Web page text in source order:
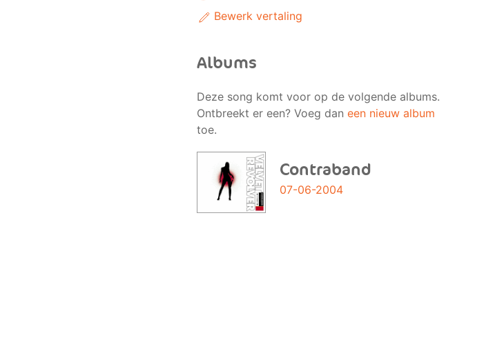
Bewerk vertaling
Albums
Deze song komt voor op de volgende albums.
Ontbreekt er een? Voeg dan een nieuw album
toe.
Contraband
07-06-2004